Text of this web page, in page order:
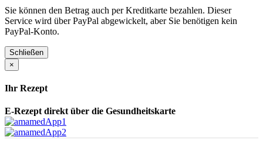
Sie können den Betrag auch per Kreditkarte bezahlen. Dieser
Service wird über PayPal abgewickelt, aber Sie benötigen kein
PayPal-Konto.
Schließen
×
Ihr Rezept
E-Rezept direkt über die Gesundheitskarte